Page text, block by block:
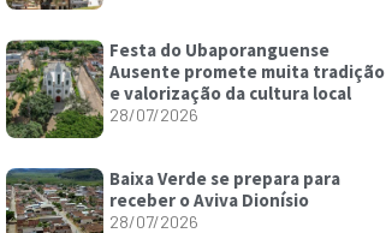
Festa do Ubaporanguense
Ausente promete muita tradição
e valorização da cultura local
28/07/2026
Baixa Verde se prepara para
receber o Aviva Dionísio
28/07/2026